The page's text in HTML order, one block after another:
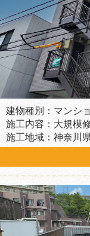
建物種別：マンシ
施工内容：大規模
施工地域：神奈川